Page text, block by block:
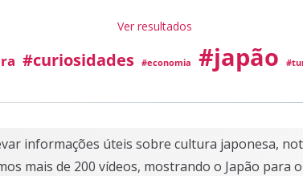
Ver resultados
#curiosidades #economia #japão
informações úteis sobre cultura japonesa,
mais de 200 vídeos, mostrando o Japão